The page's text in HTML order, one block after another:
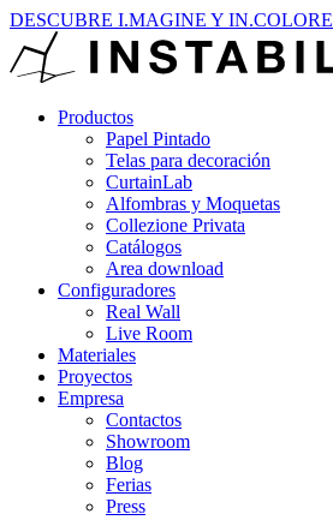
DESCUBRE I.MAGINE Y IN.COLORE
Productos
Papel Pintado
Telas para decoración
CurtainLab
Alfombras y Moquetas
Collezione Privata
Catálogos
Area download
Configuradores
Real Wall
Live Room
Materiales
Proyectos
Empresa
Contactos
Showroom
Blog
Ferias
Press